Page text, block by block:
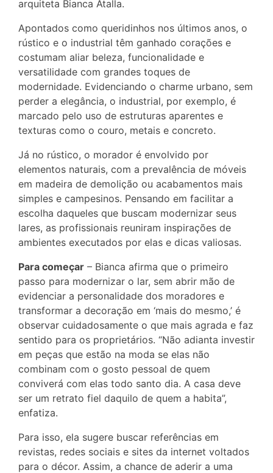
arquiteta Bianca Atalla.
Apontados como queridinhos nos últimos anos, o
rústico e o industrial têm ganhado corações e
costumam aliar beleza, funcionalidade e
versatilidade com grandes toques de
modernidade. Evidenciando o charme urbano, sem
perder a elegância, o industrial, por exemplo, é
marcado pelo uso de estruturas aparentes e
texturas como o couro, metais e concreto.
Já no rústico, o morador é envolvido por
elementos naturais, com a prevalência de móveis
em madeira de demolição ou acabamentos mais
simples e campesinos. Pensando em facilitar a
escolha daqueles que buscam modernizar seus
lares, as profissionais reuniram inspirações de
ambientes executados por elas e dicas valiosas.
Para começar – Bianca afirma que o primeiro
passo para modernizar o lar, sem abrir mão de
evidenciar a personalidade dos moradores e
transformar a decoração em ‘mais do mesmo,’ é
observar cuidadosamente o que mais agrada e faz
sentido para os proprietários. “Não adianta investir
em peças que estão na moda se elas não
combinam com o gosto pessoal de quem
conviverá com elas todo santo dia. A casa deve
ser um retrato fiel daquilo de quem a habita”,
enfatiza.
Para isso, ela sugere buscar referências em
revistas, redes sociais e sites da internet voltados
para o décor. Assim, a chance de aderir a uma